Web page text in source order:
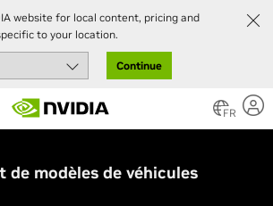
website for local content, pricing and
to your location.
Continue
FR
de modèles de véhicules